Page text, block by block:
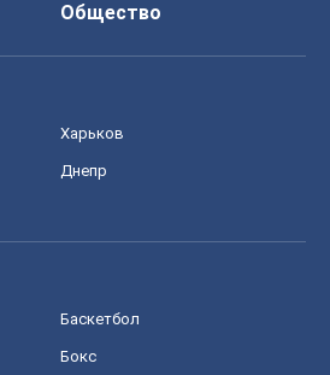
Общество
Харьков
Днепр
Баскетбол
Бокс